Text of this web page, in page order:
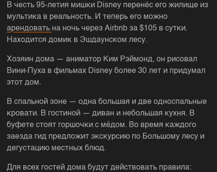
В честь 95-летия мишки Disney перенёс его жилище из
мультика в реальность. И теперь его можно
арендовать на ночь через Airbnb за $105 в сутки.
Находится домик в Эшдаунском лесу.
Хозяин дома — аниматор Ким Рэймонд, он рисовал
Вини-Пуха в фильмах Disney более 30 лет и придумал
этот дом.
В спальной зоне — одна большая и две односпальные
кровати. В гостиной — диван и небольшая кухня. В
буфете стоят горшочки с мёдом. Во время каждого
заезда гид предложит экскурсию по Большому лесу и
дегустацию местных блюд.
Для всех гостей дома будут действовать правила: